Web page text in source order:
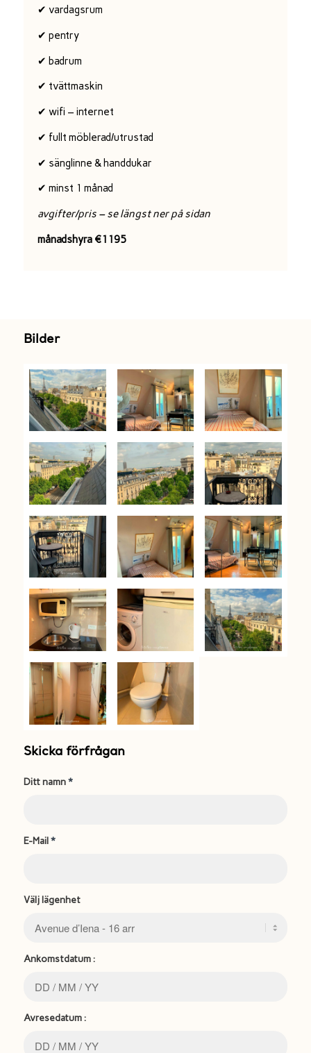
✔ vardagsrum
✔ pentry
✔ badrum
✔ tvättmaskin
✔ wifi – internet
✔ fullt möblerad/utrustad
✔ sänglinne & handdukar
✔ minst 1 månad
avgifter/pris – se längst ner på sidan
månadshyra €1195
Bilder
Skicka förfrågan
Ditt namn*
E-Mail*
Välj lägenhet
Ankomstdatum :
Avresedatum :